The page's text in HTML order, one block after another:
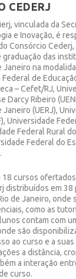
CEDERJ
vinculada da
e Inovação, é
Consórcio
das
Janeiro na
Federal de
– Cefet/RJ,
Darcy Ribeiro
Janeiro (UERJ),
Universidade
Federal Rural
Federal do
cursos
distribuídos em
de Janeiro, onde
como as
contam com
são
ao curso e a
a distância,
a interação
curso.